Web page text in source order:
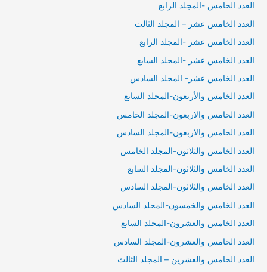
العدد الخامس -المجلد الرابع
العدد الخامس عشر – المجلد الثالث
العدد الخامس عشر -المجلد الرابع
العدد الخامس عشر -المجلد السابع
العدد الخامس عشر- المجلد السادس
العدد الخامس والأربعون-المجلد السابع
العدد الخامس والاربعون-المجلد الخامس
العدد الخامس والاربعون-المجلد السادس
العدد الخامس والثلاثون-المجلد الخامس
العدد الخامس والثلاثون-المجلد السابع
العدد الخامس والثلاثون-المجلد السادس
العدد الخامس والخمسون-المجلد السادس
العدد الخامس والعشرون-المجلد السابع
العدد الخامس والعشرون-المجلد السادس
العدد الخامس والعشرين – المجلد الثالث